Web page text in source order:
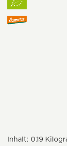
Inhalt: 0.19